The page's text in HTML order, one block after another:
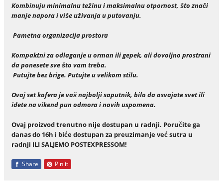
Kombinuju minimalnu težinu i maksimalnu otpornost, što znači
manje napora i više uživanja u putovanju.
Pametna organizacija prostora
Kompaktni za odlaganje u orman ili gepek, ali dovoljno prostrani
da ponesete sve što vam treba.
Putujte bez brige. Putujte u velikom stilu.
Ovaj set kofera je vaš najbolji saputnik, bilo da osvajate svet ili
idete na vikend pun odmora i novih uspomena.
Ovaj proizvod trenutno nije dostupan u radnji. Poručite ga
danas do 16h i biće dostupan za preuzimanje već sutra u
radnji ILI SALJEMO POSTEXPRESSOM!
Share Pin it